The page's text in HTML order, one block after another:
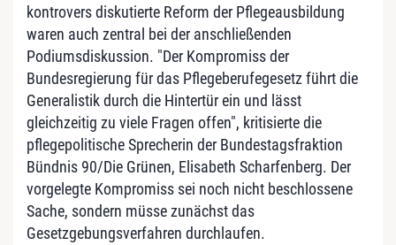
kontrovers diskutierte Reform der Pflegeausbildung
waren auch zentral bei der anschließenden
Podiumsdiskussion. "Der Kompromiss der
Bundesregierung für das Pflegeberufegesetz führt die
Generalistik durch die Hintertür ein und lässt
gleichzeitig zu viele Fragen offen", kritisierte die
pflegepolitische Sprecherin der Bundestagsfraktion
Bündnis 90/Die Grünen, Elisabeth Scharfenberg. Der
vorgelegte Kompromiss sei noch nicht beschlossene
Sache, sondern müsse zunächst das
Gesetzgebungsverfahren durchlaufen.